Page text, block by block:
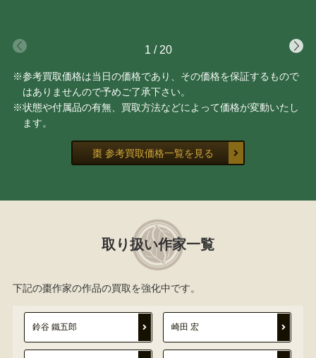
1 / 20
※参考買取価格は当日の価格であり、その価格を保証するもので
はありませんので予めご了承下さい。
※状態や付属品の有無、買取方法などによって価格が変動いたし
ます。
棗 参考買取価格一覧を見る
取り扱い作家一覧
下記の棗作家の作品の買取を強化中です。
鈴谷 鐵五郎 崎田 宏